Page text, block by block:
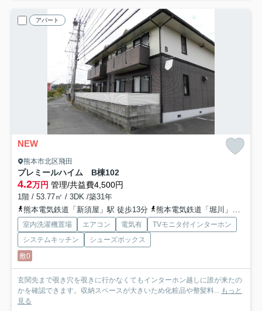
アパート
NEW
熊本市北区飛田
プレミールハイム B棟102
4.2万円 管理/共益費4,500円
1階 / 53.77㎡ / 3DK /築31年
熊本電気鉄道「新須屋」駅 徒歩13分
熊本電気鉄道「堀川」駅 徒歩8分
室内洗濯機置場 エアコン 電気有
TVモニタ付インターホン
システムキッチン
シューズボックス
敷0
玄関先まで覗き穴を覗きに行かなくてもインターホン越しに誰が来たの
かを確認できます。収納スペースが大きいため化粧品や整髪料... もっと
見る